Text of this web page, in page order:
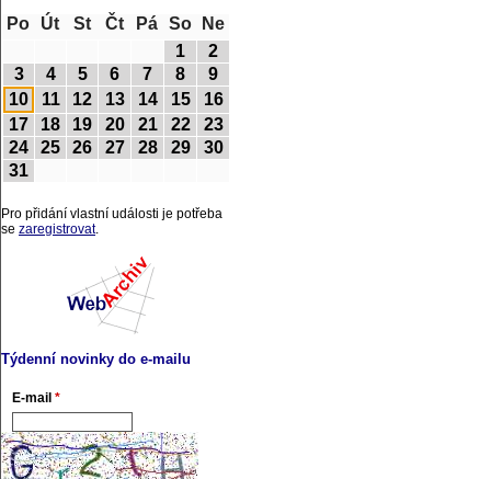
Po Út St Čt Pá So
Ne
1
2
3
4 5 6 7 8
9
10
11 12 13 14 15
16
17
18 19 20 21 22
23
24
25 26 27 28 29
30
31
Pro přidání vlastní události je potřeba
se zaregistrovat.
Týdenní novinky do e-mailu
E-mail *